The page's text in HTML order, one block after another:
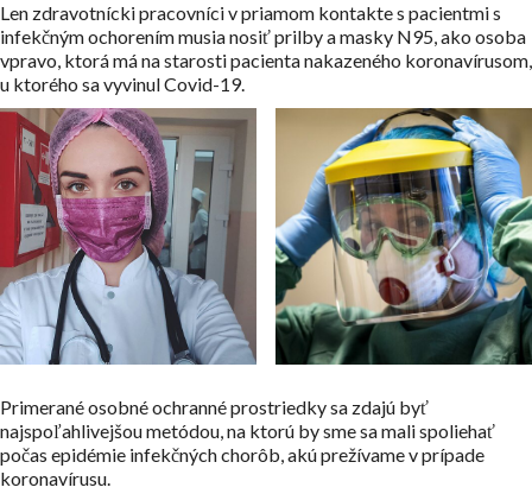
Len zdravotnícki pracovníci v priamom kontakte s pacientmi s
infekčným ochorením musia nosiť prilby a masky N95, ako osoba
vpravo, ktorá má na starosti pacienta nakazeného koronavírusom,
u ktorého sa vyvinul Covid-19.
Primerané osobné ochranné prostriedky sa zdajú byť
najspoľahlivejšou metódou, na ktorú by sme sa mali spoliehať
počas epidémie infekčných chorôb, akú prežívame v prípade
koronavírusu.